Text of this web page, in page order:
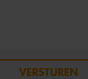
VERSTUREN